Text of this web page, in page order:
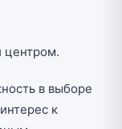
центром.
в выборе
к